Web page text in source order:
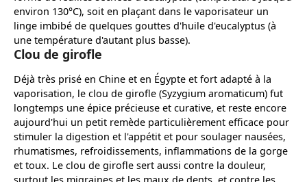
environ 130°C), soit en plaçant dans le vaporisateur un
linge imbibé de quelques gouttes d'huile d'eucalyptus (à
une température d'autant plus basse).
Clou de girofle
Déjà très prisé en Chine et en Égypte et fort adapté à la
vaporisation, le clou de girofle (Syzygium aromaticum) fut
longtemps une épice précieuse et curative, et reste encore
aujourd'hui un petit remède particulièrement efficace pour
stimuler la digestion et l'appétit et pour soulager nausées,
rhumatismes, refroidissements, inflammations de la gorge
et toux. Le clou de girofle sert aussi contre la douleur,
surtout les migraines et les maux de dents, et contre les